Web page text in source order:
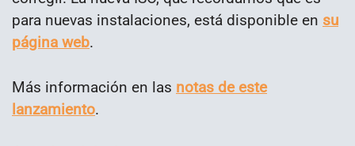
para nuevas instalaciones, está disponible en su
página web.
Más información en las notas de este
lanzamiento.